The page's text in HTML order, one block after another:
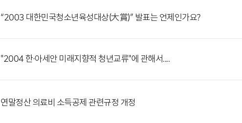
“2003 대한민국청소년육성대상(大賞)” 발표는 언제인가요?
"2004 한·아세안 미래지향적 청년교류"에 관해서....
연말정산 의료비 소득공제 관련규정 개정